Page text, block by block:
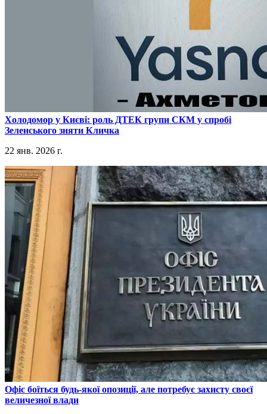
​Холодомор у Києві: роль ДТЕК групи СКМ у спробі
Зеленського зняти Кличка
22 янв. 2026 г.
​Офіс боїться будь-якої опозиції, але потребує захисту своєї
величезної влади